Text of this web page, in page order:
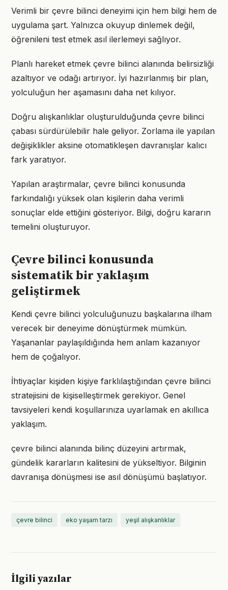
Verimli bir çevre bilinci deneyimi için hem bilgi hem de
uygulama şart. Yalnızca okuyup dinlemek değil,
öğrenileni test etmek asıl ilerlemeyi sağlıyor.
Planlı hareket etmek çevre bilinci alanında belirsizliği
azaltıyor ve odağı artırıyor. İyi hazırlanmış bir plan,
yolculuğun her aşamasını daha net kılıyor.
Doğru alışkanlıklar oluşturulduğunda çevre bilinci
çabası sürdürülebilir hale geliyor. Zorlama ile yapılan
değişiklikler aksine otomatikleşen davranışlar kalıcı
fark yaratıyor.
Yapılan araştırmalar, çevre bilinci konusunda
farkındalığı yüksek olan kişilerin daha verimli
sonuçlar elde ettiğini gösteriyor. Bilgi, doğru kararın
temelini oluşturuyor.
Çevre bilinci konusunda
sistematik bir yaklaşım
geliştirmek
Kendi çevre bilinci yolculuğunuzu başkalarına ilham
verecek bir deneyime dönüştürmek mümkün.
Yaşananlar paylaşıldığında hem anlam kazanıyor
hem de çoğalıyor.
İhtiyaçlar kişiden kişiye farklılaştığından çevre bilinci
stratejisini de kişiselleştirmek gerekiyor. Genel
tavsiyeleri kendi koşullarınıza uyarlamak en akıllıca
yaklaşım.
çevre bilinci alanında bilinç düzeyini artırmak,
gündelik kararların kalitesini de yükseltiyor. Bilginin
davranışa dönüşmesi ise asıl dönüşümü başlatıyor.
çevre bilinci eko yaşam tarzı yeşil alışkanlıklar
İlgili yazılar